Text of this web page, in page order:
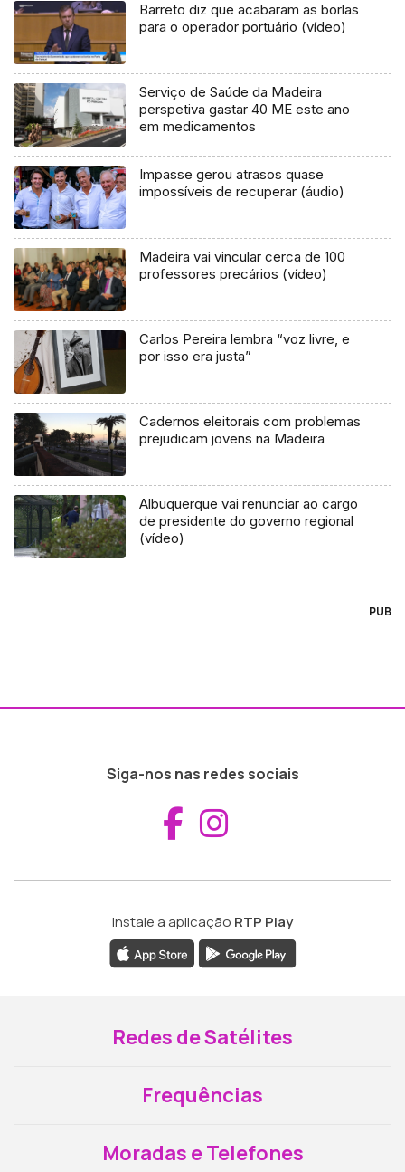
Barreto diz que acabaram as borlas
para o operador portuário (vídeo)
Serviço de Saúde da Madeira
perspetiva gastar 40 ME este ano
em medicamentos
Impasse gerou atrasos quase
impossíveis de recuperar (áudio)
Madeira vai vincular cerca de 100
professores precários (vídeo)
Carlos Pereira lembra “voz livre, e
por isso era justa”
Cadernos eleitorais com problemas
prejudicam jovens na Madeira
Albuquerque vai renunciar ao cargo
de presidente do governo regional
(vídeo)
PUB
Siga-nos nas redes sociais
Aceder ao
Instale a aplicação RTP Play
Redes de Satélites
Frequências
Moradas e Telefones